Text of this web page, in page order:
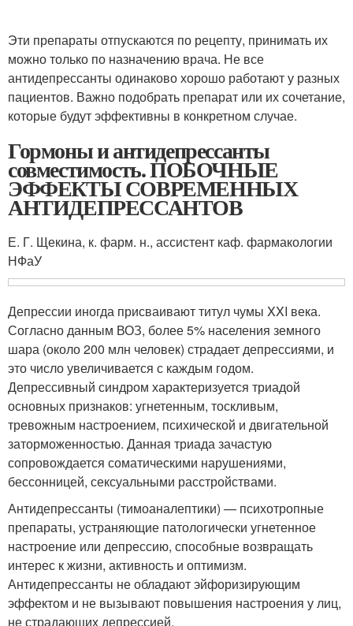
Эти препараты отпускаются по рецепту, принимать их
можно только по назначению врача. Не все
антидепрессанты одинаково хорошо работают у разных
пациентов. Важно подобрать препарат или их сочетание,
которые будут эффективны в конкретном случае.
Гормоны и антидепрессанты
совместимость. ПОБОЧНЫЕ
ЭФФЕКТЫ СОВРЕМЕННЫХ
АНТИДЕПРЕССАНТОВ
Е. Г. Щекина, к. фарм. н., ассистент каф. фармакологии
НФаУ
Депрессии иногда присваивают титул чумы XXI века.
Согласно данным ВОЗ, более 5% населения земного
шара (около 200 млн человек) страдает депрессиями, и
это число увеличивается с каждым годом.
Депрессивный синдром характеризуется триадой
основных признаков: угнетенным, тоскливым,
тревожным настроением, психической и двигательной
заторможенностью. Данная триада зачастую
сопровождается соматическими нарушениями,
бессонницей, сексуальными расстройствами.
Антидепрессанты (тимоаналептики) — психотропные
препараты, устраняющие патологически угнетенное
настроение или депрессию, способные возвращать
интерес к жизни, активность и оптимизм.
Антидепрессанты не обладают эйфоризирующим
эффектом и не вызывают повышения настроения у лиц,
не страдающих депрессией.